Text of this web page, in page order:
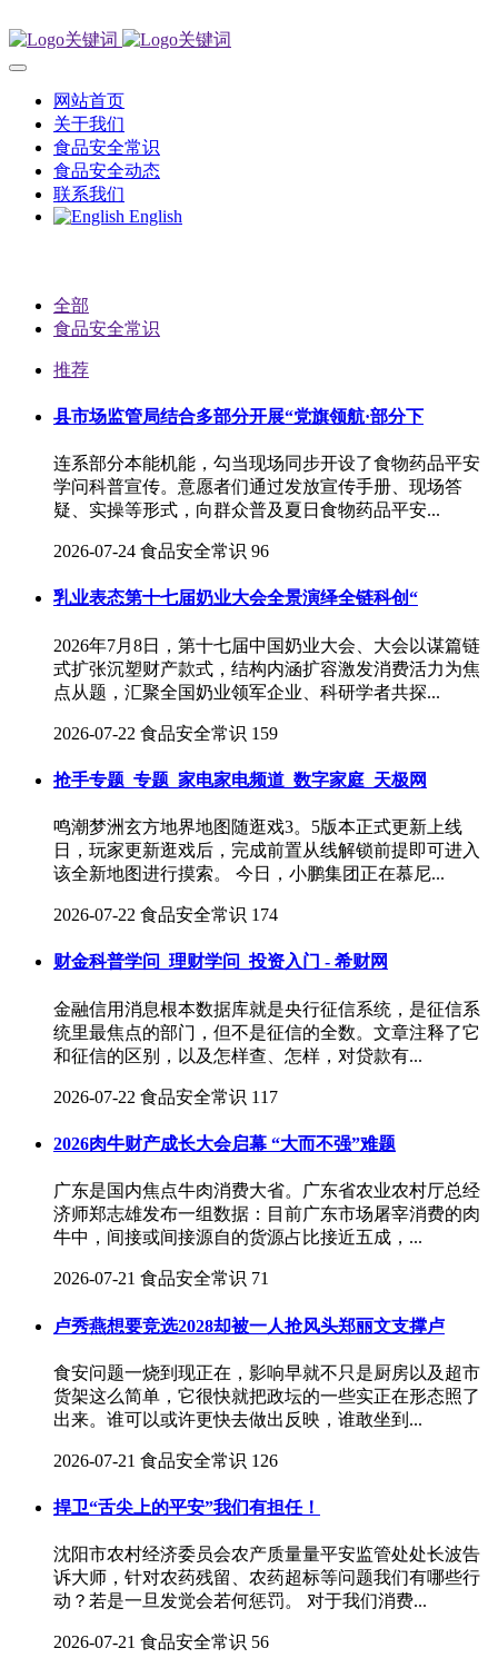
网站首页
关于我们
食品安全常识
食品安全动态
联系我们
English
全部
食品安全常识
推荐
县市场监管局结合多部分开展“党旗领航·部分下
连系部分本能机能，勾当现场同步开设了食物药品平安
学问科普宣传。意愿者们通过发放宣传手册、现场答
疑、实操等形式，向群众普及夏日食物药品平安...
2026-07-24 食品安全常识 96
乳业表态第十七届奶业大会全景演绎全链科创“
2026年7月8日，第十七届中国奶业大会、大会以谋篇链
式扩张沉塑财产款式，结构内涵扩容激发消费活力为焦
点从题，汇聚全国奶业领军企业、科研学者共探...
2026-07-22 食品安全常识 159
抢手专题_专题_家电家电频道_数字家庭_天极网
鸣潮梦洲玄方地界地图随逛戏3。5版本正式更新上线
日，玩家更新逛戏后，完成前置从线解锁前提即可进入
该全新地图进行摸索。 今日，小鹏集团正在慕尼...
2026-07-22 食品安全常识 174
财金科普学问_理财学问_投资入门 - 希财网
金融信用消息根本数据库就是央行征信系统，是征信系
统里最焦点的部门，但不是征信的全数。文章注释了它
和征信的区别，以及怎样查、怎样，对贷款有...
2026-07-22 食品安全常识 117
2026肉牛财产成长大会启幕 “大而不强”难题
广东是国内焦点牛肉消费大省。广东省农业农村厅总经
济师郑志雄发布一组数据：目前广东市场屠宰消费的肉
牛中，间接或间接源自的货源占比接近五成，...
2026-07-21 食品安全常识 71
卢秀燕想要竞选2028却被一人抢风头郑丽文支撑卢
食安问题一烧到现正在，影响早就不只是厨房以及超市
货架这么简单，它很快就把政坛的一些实正在形态照了
出来。谁可以或许更快去做出反映，谁敢坐到...
2026-07-21 食品安全常识 126
捍卫“舌尖上的平安”我们有担任！
沈阳市农村经济委员会农产质量量平安监管处处长波告
诉大师，针对农药残留、农药超标等问题我们有哪些行
动？若是一旦发觉会若何惩罚。 对于我们消费...
2026-07-21 食品安全常识 56